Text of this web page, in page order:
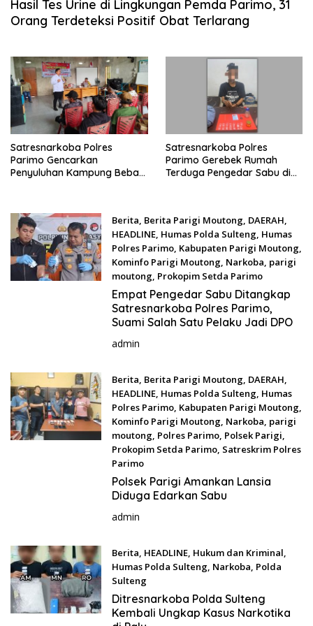
Hasil Tes Urine di Lingkungan Pemda Parimo, 31
Orang Terdeteksi Positif Obat Terlarang
Satresnarkoba Polres
Parimo Gencarkan
Penyuluhan Kampung Bebas
Satresnarkoba Polres
Parimo Gerebek Rumah
Terduga Pengedar Sabu di
Berita Berita Parigi Moutong, DAERAH
HEADLINE, Humas Polda Sulteng, Humas
Polres Parimo, Kabupaten Parigi Moutong,
Kominfo Parigi Moutong, Narkoba parigi
moutong, Prokopim Setda Parimo
September 24, 2025
Empat Pengedar Sabu Ditangkap
Satresnarkoba Polres Parimo,
Suami Salah Satu Pelaku Jadi DPO
admin
Berita Berita Parigi Moutong, DAERAH
HEADLINE, Humas Polda Sulteng, Humas
Polres Parimo, Kabupaten Parigi Moutong,
Kominfo Parigi Moutong, Narkoba parigi
moutong, Polres Parimo, Polsek Parigi
Prokopim Setda Parimo, Satreskrim Polres
Parimo
September 10, 2025
Polsek Parigi Amankan Lansia
Diduga Edarkan Sabu
admin
Berita HEADLINE, Hukum dan Kriminal
Humas Polda Sulteng, Narkoba Polda
Sulteng
Maret 25, 2025
Ditresnarkoba Polda Sulteng
Kembali Ungkap Kasus Narkotika